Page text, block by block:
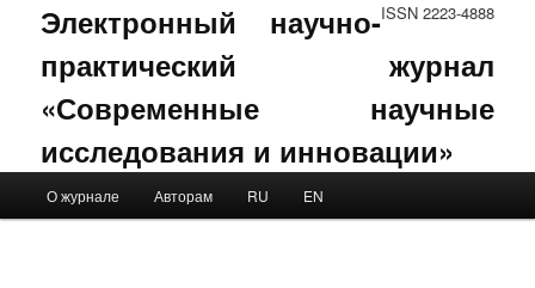
ISSN 2223-4888
Электронный научно-
практический журнал
«Современные научные
исследования и инновации»
Skip to primary content
Skip to secondary content
О журнале Авторам RU EN